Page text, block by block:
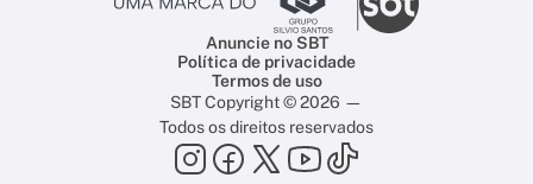
Anuncie no SBT
Política de privacidade
Termos de uso
SBT Copyright © 2026 —
Todos os direitos reservados